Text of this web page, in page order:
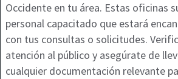
Occidente en tu área. Estas oficinas
personal capacitado que estará
con tus consultas o solicitudes.
atención al público y asegúrate de
cualquier documentación relevante